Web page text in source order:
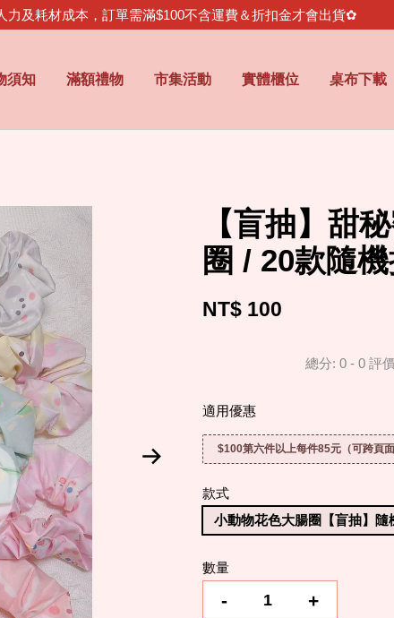
力及耗材成本，訂單需滿$100不含運費＆折扣金才會出貨✿
須知 滿額禮物 市集活動 實體櫃位 桌布下載
【盲抽】甜
圈 / 20款隨
NT$ 100
總分:0 -0 評
適用優惠
$100第六件以上每件85元（可跨頁面
款式
小動物花色大腸圈【盲抽】隨
數量
- +